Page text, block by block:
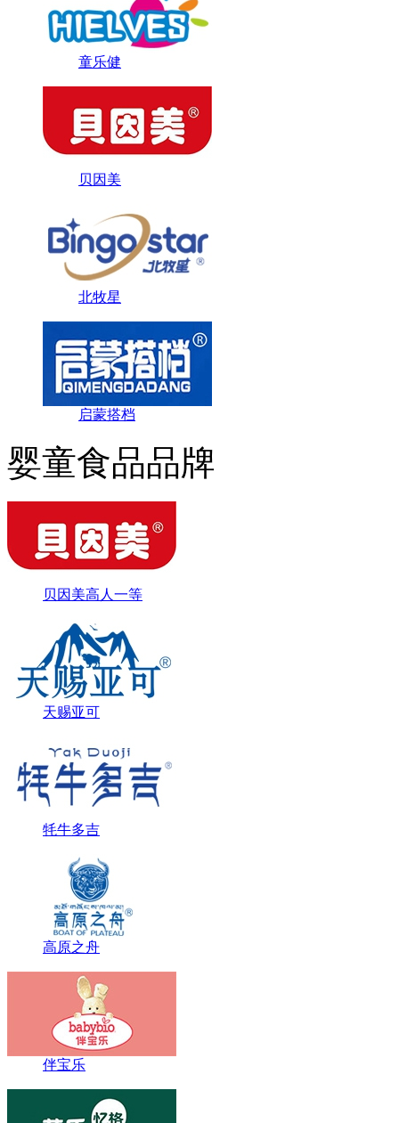
童乐健
贝因美
北牧星
启蒙搭档
婴童食品品牌
贝因美高人一等
天赐亚可
牦牛多吉
高原之舟
伴宝乐